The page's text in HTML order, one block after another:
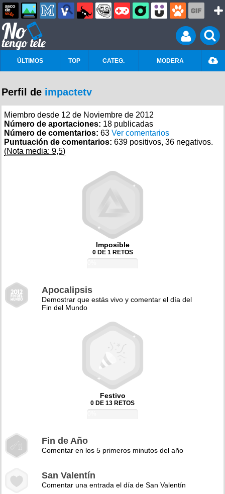
ÚLTIMOS TOP CATEG. MODERA
Perfil de impactetv
Miembro desde 12 de Noviembre de 2012
Número de aportaciones: 18 publicadas
Número de comentarios: 63 Ver comentarios
Puntuación de comentarios: 639 positivos, 36 negativos.
(Nota media: 9,5)
Imposible
0 DE 1 RETOS
Apocalipsis
Demostrar que estás vivo y comentar el día del
Fin del Mundo
Festivo
0 DE 13 RETOS
Fin de Año
Comentar en los 5 primeros minutos del año
San Valentín
Comentar una entrada el día de San Valentín